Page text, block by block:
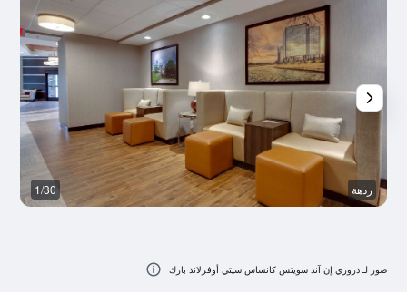
ردهة 1/30
صور لـ دروري إن آند سويتس كانساس سيتي أوفرلاند بارك